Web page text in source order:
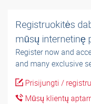
Registruokitės
mūsų internetinę
Register now and
and many exclusive
Prisijungti /
Mūsų klientų